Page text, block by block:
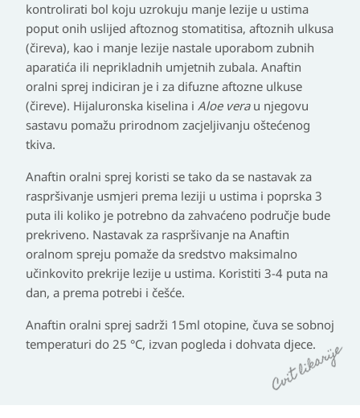
kontrolirati bol koju uzrokuju manje lezije u ustima
poput onih uslijed aftoznog stomatitisa, aftoznih ulkusa
(čireva), kao i manje lezije nastale uporabom zubnih
aparatića ili neprikladnih umjetnih zubala. Anaftin
oralni sprej indiciran je i za difuzne aftozne ulkuse
(čireve). Hijaluronska kiselina i Aloe verau njegovu
sastavu pomažu prirodnom zacjeljivanju oštećenog
tkiva.
Anaftin oralni sprej koristi se tako da se nastavak za
raspršivanje usmjeri prema leziji u ustima i poprska 3
puta ili koliko je potrebno da zahvaćeno područje bude
prekriveno. Nastavak za raspršivanje na Anaftin
oralnom spreju pomaže da sredstvo maksimalno
učinkovito prekrije lezije u ustima. Koristiti 3-4 puta na
dan, a prema potrebi i češće.
Anaftin oralni sprej sadrži 15ml otopine, čuva se sobnoj
temperaturi do 25 °C, izvan pogleda i dohvata djece.